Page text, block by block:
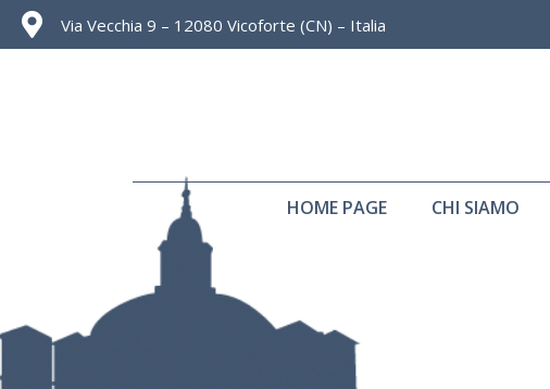
Via Vecchia 9 – 12080 Vicoforte (CN) – Italia
HOME PAGE CHI SIAMO